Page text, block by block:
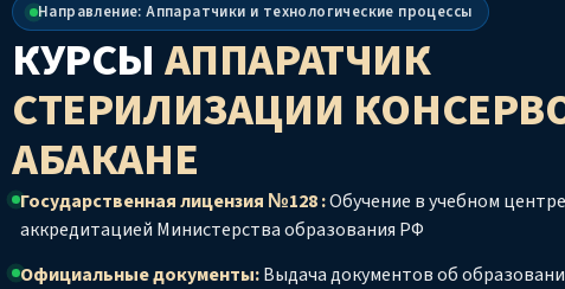
Направление: Аппаратчики и технологические процессы
КУРСЫ АППАРАТЧИК
СТЕРИЛИЗАЦИИ
АБАКАНЕ
Государственная лицензия №128 :Обучение в учебном
аккредитацией Министерства образования РФ
Официальные документы:Выдача документов об